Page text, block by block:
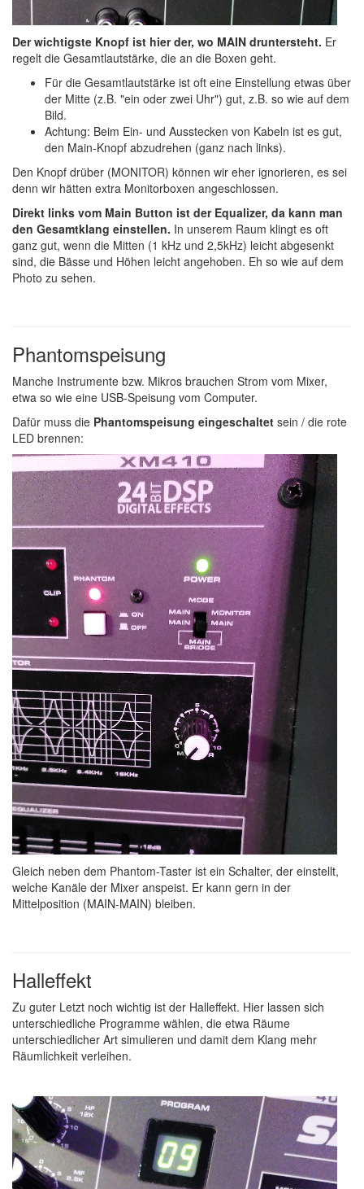
Der wichtigste Knopf ist hier der, wo MAIN druntersteht. Er
regelt die Gesamtlautstärke, die an die Boxen geht.
Für die Gesamtlautstärke ist oft eine Einstellung etwas über
der Mitte (z.B. "ein oder zwei Uhr") gut, z.B. so wie auf dem
Bild.
Achtung: Beim Ein- und Ausstecken von Kabeln ist es gut,
den Main-Knopf abzudrehen (ganz nach links).
Den Knopf drüber (MONITOR) können wir eher ignorieren, es sei
denn wir hätten extra Monitorboxen angeschlossen.
Direkt links vom Main Button ist der Equalizer, da kann man
den Gesamtklang einstellen. In unserem Raum klingt es oft
ganz gut, wenn die Mitten (1 kHz und 2,5kHz) leicht abgesenkt
sind, die Bässe und Höhen leicht angehoben. Eh so wie auf dem
Photo zu sehen.
Phantomspeisung
Manche Instrumente bzw. Mikros brauchen Strom vom Mixer,
etwa so wie eine USB-Speisung vom Computer.
Dafür muss die Phantomspeisung eingeschaltet sein / die rote
LED brennen:
Gleich neben dem Phantom-Taster ist ein Schalter, der einstellt,
welche Kanäle der Mixer anspeist. Er kann gern in der
Mittelposition (MAIN-MAIN) bleiben.
Halleffekt
Zu guter Letzt noch wichtig ist der Halleffekt. Hier lassen sich
unterschiedliche Programme wählen, die etwa Räume
unterschiedlicher Art simulieren und damit dem Klang mehr
Räumlichkeit verleihen.